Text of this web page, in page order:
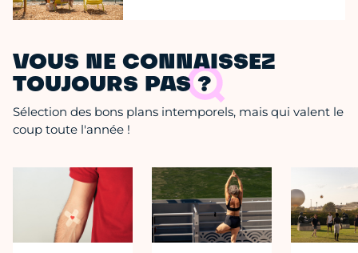
VOUS NE CONNAISSEZ
TOUJOURS PAS ?
Sélection des bons plans intemporels, mais qui valent le
coup toute l'année !